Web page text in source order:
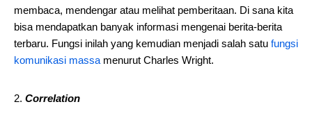
membaca, mendengar atau melihat pemberitaan. Di sana kita
bisa mendapatkan banyak informasi mengenai berita-berita
terbaru. Fungsi inilah yang kemudian menjadi salah satu fungsi
komunikasi massa menurut Charles Wright.
Correlation